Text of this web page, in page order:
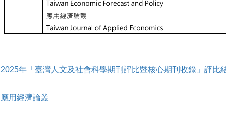
2025年「臺灣人文及社會科學期刊評比暨核心期刊收錄」評比
應用經濟論叢